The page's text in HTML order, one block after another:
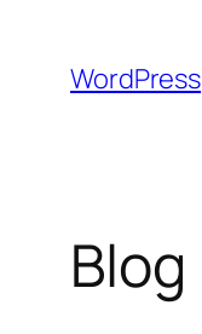
contenu
WordPress
Blog